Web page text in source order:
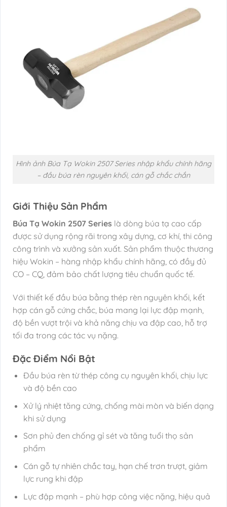
Hình ảnh Búa Tạ Wokin 2507 Series nhập khẩu chính hãng
– đầu búa rèn nguyên khối, cán gỗ chắc chắn
Giới Thiệu Sản Phẩm
Búa Tạ Wokin 2507 Series là dòng búa tạ cao cấp
được sử dụng rộng rãi trong xây dựng, cơ khí, thi công
công trình và xưởng sản xuất. Sản phẩm thuộc thương
hiệu Wokin – hàng nhập khẩu chính hãng, có đầy đủ
CO – CQ, đảm bảo chất lượng tiêu chuẩn quốc tế.
Với thiết kế đầu búa bằng thép rèn nguyên khối, kết
hợp cán gỗ cứng chắc, búa mang lại lực đập mạnh,
độ bền vượt trội và khả năng chịu va đập cao, hỗ trợ
tối đa trong các tác vụ nặng.
Đặc Điểm Nổi Bật
Đầu búa rèn từ thép công cụ nguyên khối, chịu lực
và độ bền cao
Xử lý nhiệt tăng cứng, chống mài mòn và biến dạng
khi sử dụng
Sơn phủ đen chống gỉ sét và tăng tuổi thọ sản
phẩm
Cán gỗ tự nhiên chắc tay, hạn chế trơn trượt, giảm
lực rung khi đập
Lực đập mạnh – phù hợp công việc nặng, hiệu quả